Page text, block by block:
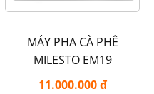
MÁY PHA CÀ PHÊ
MILESTO EM19
11.000.000 đ